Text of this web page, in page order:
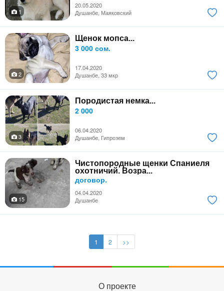
20.05.2020
1
Душанбе, Маяковский
Щенок мопса...
3 000 сом.
17.04.2020
2
Душанбе, 33 мкр
Породистая немка...
2 000
06.04.2020
3
Душанбе, Гипрозем
Чистопородные щенки Спаниеля
охотничий. Возра...
договор.
04.04.2020
15
Душанбе
1 2 >>
О проекте